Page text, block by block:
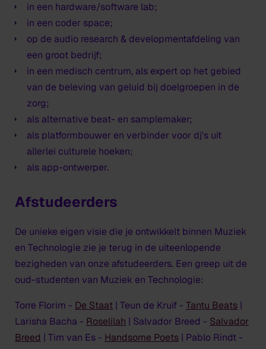
in een hardware/software lab;
in een coder space;
op de audio research & developmentafdeling van
een groot bedrijf;
in een medisch centrum, als expert op het gebied
van de beleving van geluid bij doelgroepen in de
zorg;
als alternative beat- en samplemaker;
als platformbouwer en verbinder voor dj's uit
allerlei culturele hoeken;
als app-ontwerper.
Afstudeerders
De unieke eigen visie die je ontwikkelt binnen Muziek
en Technologie zie je terug in de uiteenlopende
bezigheden van onze afstudeerders. Een greep uit de
oud-studenten van Muziek en Technologie:
Torre Florim - De Staat | Teun de Kruif - Tantu Beats |
Larisha Bacha - Roselilah | Salvador Breed - Salvador
Breed | Tim van Es - Handsome Poets | Pablo Rindt -